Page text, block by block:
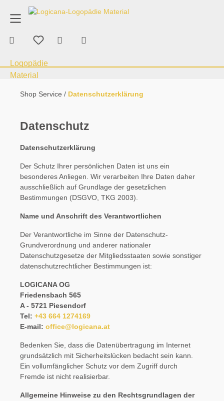
springenProduktberatung
Shop Service Datenschutzerklärung
Datenschutz
Datenschutzerklärung
Der Schutz Ihrer persönlichen Daten ist uns ein
besonderes Anliegen. Wir verarbeiten Ihre Daten daher
ausschließlich auf Grundlage der gesetzlichen
Bestimmungen (DSGVO, TKG 2003).
Name und Anschrift des Verantwortlichen
Der Verantwortliche im Sinne der Datenschutz-
Grundverordnung und anderer nationaler
Datenschutzgesetze der Mitgliedsstaaten sowie sonstiger
datenschutzrechtlicher Bestimmungen ist:
LOGICANA OG
Friedensbach 565
A - 5721 Piesendorf
Tel: +43 664 1274169
E-mail: office@logicana.at
Bedenken Sie, dass die Datenübertragung im Internet
grundsätzlich mit Sicherheitslücken bedacht sein kann.
Ein vollumfänglicher Schutz vor dem Zugriff durch
Fremde ist nicht realisierbar.
Allgemeine Hinweise zu den Rechtsgrundlagen der